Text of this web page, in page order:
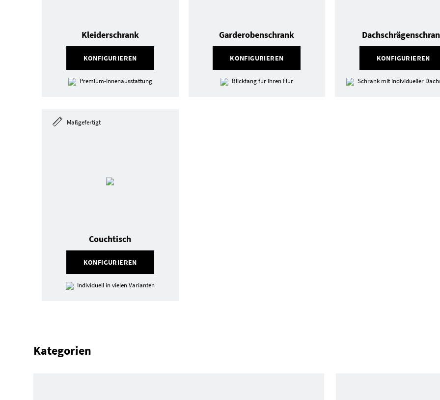
KONFIGURIEREN
Kleiderschrank
Premium-Innenausstattung
KONFIGURIEREN
Garderobenschrank
Blickfang für Ihren Flur
KONFIGURIEREN
Schrank mit individueller
Maßgefertigt
KONFIGURIEREN
Couchtisch
Individuell in vielen Varianten
Kategorien